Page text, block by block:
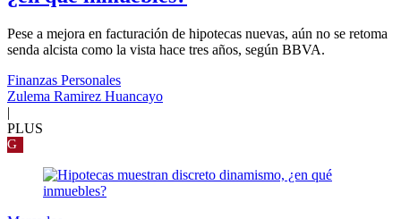
Pese a mejora en facturación de hipotecas nuevas, aún no se retoma
senda alcista como la vista hace tres años, según BBVA.
Finanzas Personales
Zulema Ramirez Huancayo
|
PLUS
G